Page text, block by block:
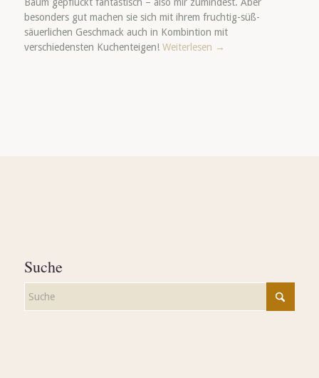
besonders gut machen sie sich mit ihrem fruchtig-süß-
säuerlichen Geschmack auch in Kombintion mit
verschiedensten Kuchenteigen! Weiterlesen →
Suche